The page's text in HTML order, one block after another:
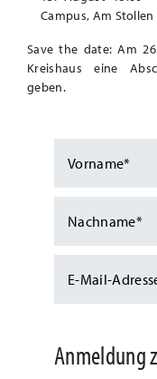
Campus, Am Stollen
Save the date: Am
Kreishaus eine
geben.
Anmeldung